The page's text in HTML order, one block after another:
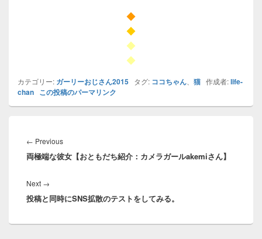
◆
◆
◆
◆
カテゴリー: ガーリーおじさん2015 タグ: ココちゃん 猫 作成者:life-
chan この投稿のパーマリンク
稿
ナ
ゲ
ー
シ
← PreviousPrevious
post:
両極端な彼女【おともだち紹介：カメラガールakemiさん】
Next →
post:
投稿と同時にSNS拡散のテストをしてみる。